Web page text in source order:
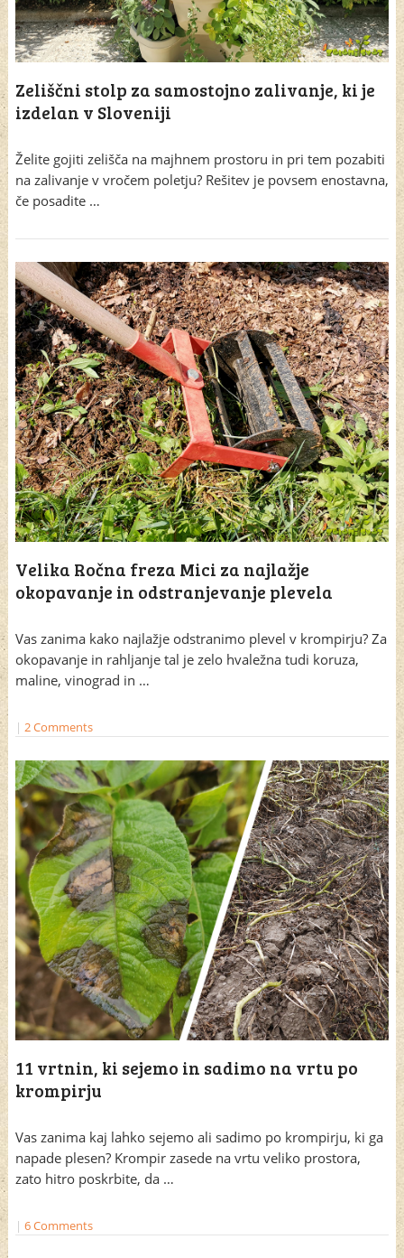
Zeliščni stolp za samostojno zalivanje, ki je
izdelan v Sloveniji
Želite gojiti zelišča na majhnem prostoru in pri tem pozabiti
na zalivanje v vročem poletju? Rešitev je povsem enostavna,
če posadite …
Velika Ročna freza Mici za najlažje
okopavanje in odstranjevanje plevela
Vas zanima kako najlažje odstranimo plevel v krompirju? Za
okopavanje in rahljanje tal je zelo hvaležna tudi koruza,
maline, vinograd in …
| 2 Comments
11 vrtnin, ki sejemo in sadimo na vrtu po
krompirju
Vas zanima kaj lahko sejemo ali sadimo po krompirju, ki ga
napade plesen? Krompir zasede na vrtu veliko prostora,
zato hitro poskrbite, da …
| 6 Comments